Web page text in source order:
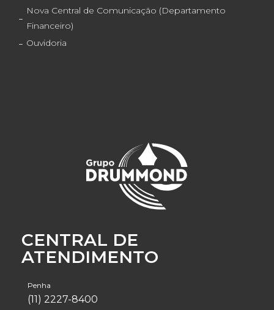
Nova Central de Comunicação (Departamento
Financeiro)
Ouvidoria
CENTRAL DE
ATENDIMENTO
Penha
(11) 2227-8400